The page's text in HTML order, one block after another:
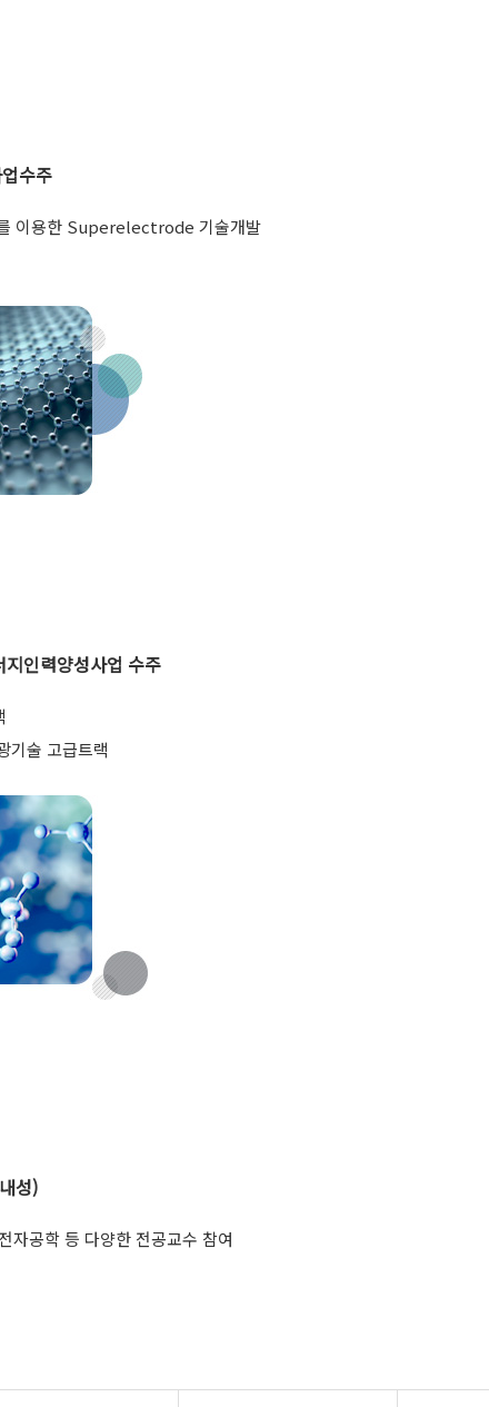
수주
이용한 Superelectrode 기술개발
인력양성사업 수주
기술 고급트랙
성)
자공학 등 다양한 전공교수 참여